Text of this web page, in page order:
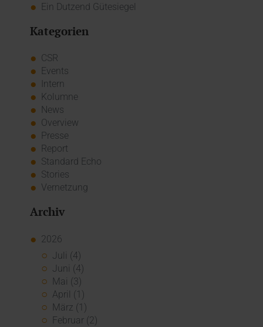
Ein Dutzend Gütesiegel
Kategorien
CSR
Events
Intern
Kolumne
News
Overview
Presse
Report
Standard Echo
Stories
Vernetzung
Archiv
2026
Juli (4)
Juni (4)
Mai (3)
April (1)
März (1)
Februar (2)